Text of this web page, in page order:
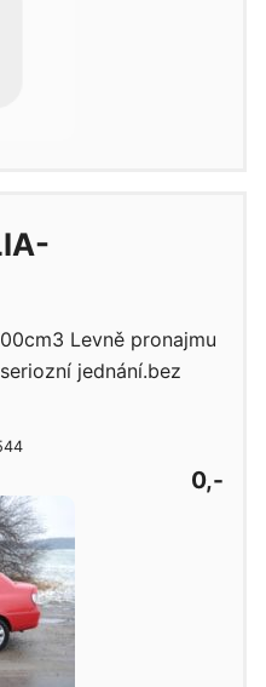
Levně pronajmu
jednání.bez
0,-